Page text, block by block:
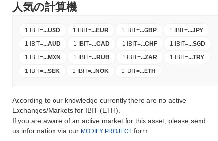
人気の計算機
1 IBIT=...USD 1 IBIT=...EUR 1 IBIT=...GBP 1 IBIT=...JPY
1 IBIT=...AUD 1 IBIT=...CAD 1 IBIT=...CHF 1 IBIT=...SGD
1 IBIT=...MXN 1 IBIT=...RUB 1 IBIT=...ZAR 1 IBIT=...TRY
1 IBIT=...SEK 1 IBIT=...NOK 1 IBIT=...ETH
According to our knowledge currently there are no active
Exchanges/Markets for IBIT (ETH).
If you are aware of an active market for this asset, please send
us information via our MODIFY PROJECT form.